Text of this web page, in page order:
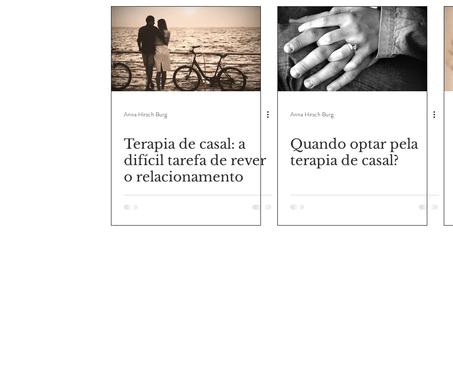
Anna Hirsch Burg
Terapia de casal: a
difícil tarefa de rever
o relacionamento
Anna Hirsch Burg
Quando optar pela
terapia de casal?